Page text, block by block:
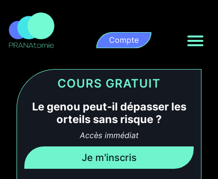
Compte
COURS GRATUIT
Le genou peut-il dépasser les
orteils sans risque ?
Accès immédiat
Je m'inscris